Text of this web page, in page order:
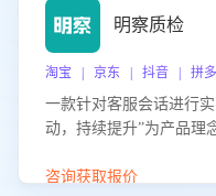
明察质检
淘宝 | 京东 | 抖音 | 拼多
一款针对客服会话进行
动，持续提升”为产品理
升客服团队的销服能力。
咨询获取报价